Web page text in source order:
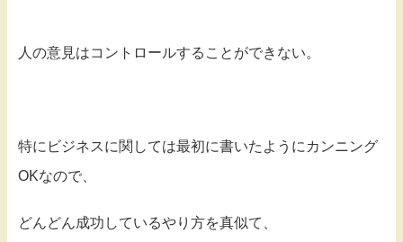
人の意見はコントロールすることができない。
特にビジネスに関しては最初に書いたようにカンニング
OKなので、
どんどん成功しているやり方を真似て、